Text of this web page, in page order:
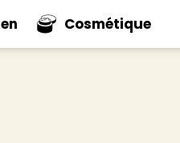
Cosmétique